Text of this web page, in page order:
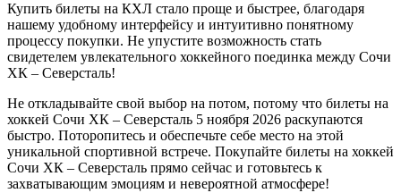
Купить билеты на КХЛ стало проще и быстрее, благодаря
нашему удобному интерфейсу и интуитивно понятному
процессу покупки. Не упустите возможность стать
свидетелем увлекательного хоккейного поединка между Сочи
ХК – Северсталь!
Не откладывайте свой выбор на потом, потому что билеты на
хоккей Сочи ХК – Северсталь 5 ноября 2026 раскупаются
быстро. Поторопитесь и обеспечьте себе место на этой
уникальной спортивной встрече. Покупайте билеты на хоккей
Сочи ХК – Северсталь прямо сейчас и готовьтесь к
захватывающим эмоциям и невероятной атмосфере!